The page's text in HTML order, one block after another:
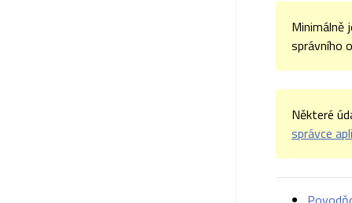
Minimálně
správního
Některé
správce